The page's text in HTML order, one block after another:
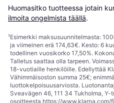
Huomasitko tuotteessa jotain
ilmoita ongelmista täällä.
¹Esimerkki maksusuunnitelmasta:
ja viimeinen erä 174,63€. Kesto: 6
todellinen vuosikorko 17,50%.
Talletus saattaa olla tarpeen.
18-vuotiaille henkilöille. Edellyttää
Vähimmäisoston summa 25€;
luottokelpoisuusarviosta.
Sveavägen 46, 111 34 Tukholma,
osoitteesta https://www.klarna.com/